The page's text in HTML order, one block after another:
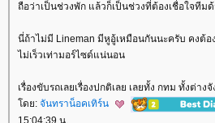
ถือว่าเป็นช่วงพัก แล้วก็เป็นช่วงที่ต้องเชื่อใจทีม
นี่ถ้าไม่มี Lineman มีหูอู้เหมือนกันนะครับ คงต้
ไม่เร็วเท่ามอร์ไซด์แน่นอน
เรื่องขับรถเลยเรื่องปกติเลย เลยทั้ง กทม ทั้งต่าง
ดย: จันทราน็อคเทิร์น